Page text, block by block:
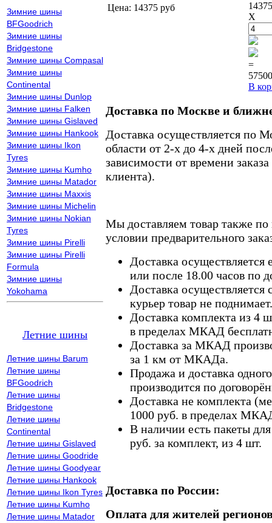
Зимние шины
BFGoodrich
Зимние шины
Bridgestone
Зимние шины Compasal
Зимние шины
Continental
Зимние шины Dunlop
Зимние шины Falken
Зимние шины Gislaved
Зимние шины Hankook
Зимние шины Ikon
Tyres
Зимние шины Kumho
Зимние шины Matador
Зимние шины Maxxis
Зимние шины Michelin
Зимние шины Nokian
Tyres
Зимние шины Pirelli
Зимние шины Pirelli
Formula
Зимние шины
Yokohama
Летние шины
Летние шины Barum
Летние шины
BFGoodrich
Летние шины
Bridgestone
Летние шины
Continental
Летние шины Gislaved
Летние шины Goodride
Летние шины Goodyear
Летние шины Hankook
Летние шины Ikon Tyres
Летние шины Kumho
Летние шины Matador
Цена: 14375 руб
X
=
В
Доставка по Москве и
Доставка осуществляется по
области от 2-х до 4-х дней
зависимости от времени
клиента).
Мы доставляем товар также
условии предварительного
Доставка осуществляется
или после 18.00 часов по
Доставка осуществляется
курьер товар не поднимает.
Доставка комплекта из 4
в пределах МКАД
Доставка за МКАД
за 1 км от МКАДа.
Продажа и доставка
производится по
Доставка не комплекта
1000 руб. в пределах
В наличии есть пакеты
руб. за комплект, из 4 шт.
Доставка по России:
Оплата для жителей